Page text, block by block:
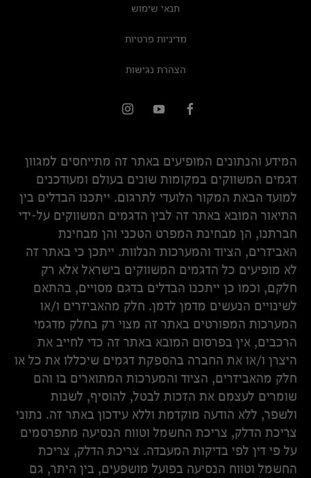
תנאי שימוש
מדיניות פרטיות
הצהרת נגישות
המידע והנתונים המופיעים באתר זה מתייחסים למגוון
דגמים המשווקים במקומות שונים בעולם ומעודכנים
למועד הבאת המקור הלועדי לתרגום. ייתכנו הבדלים בין
התיאור המובא באתר זה לבין הדגמים המשווקים על-ידי
חברתנו, הן מבחינת המפרט הטכני והן מבחינת
האביזרים, הציוד והמערכות הנלוות. ייתכן כי באתר זה
לא מופיעים כל הדגמים המשווקים בישראל אלא רק
חלקם, וכמו כן ייתכנו הבדלים בדגם מסויים, בהתאם
לשינויים הנעשים מדמן לדמן. חלק מהאביזרים ו/או
המערכות המפורטים באתר זה מצוי רק בחלק מדגמי
הרכבים, אין בפרסום המובא באתר זה כדי לחייב את
היצרן ו/או את החברה בהספקת דגמים שיכללו את כל או
חלק מהאביזרים, הציוד והמערכות המתוארים בו והם
שומרים לעצמם את הזכות לבטל, להוסיף, לשנות
ולשפר, ללא הודעה מוקדמת וללא עידכון באתר זה. נתוני
צריכת הדלק, צריכת החשמל וטווח הנסיעה מתפרסמים
על פי דין לפי בדיקות המעבדה. צריכת הדלק, צריכת
החשמל וטווח הנסיעה בפועל מושפעים, בין היתר, גם